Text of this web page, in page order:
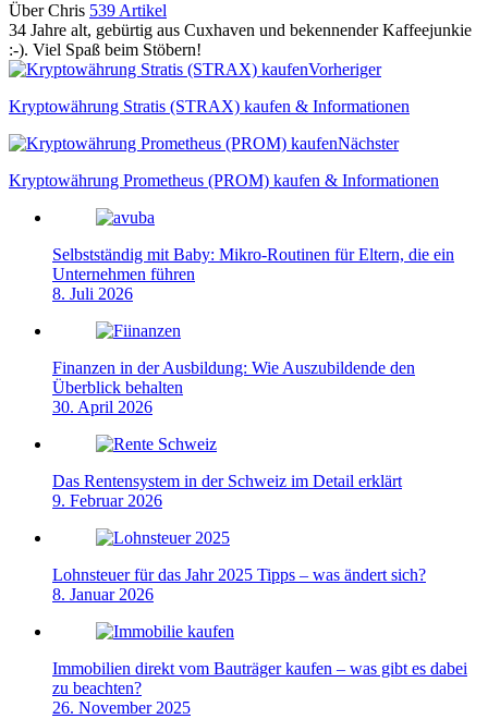
Über Chris 539 Artikel
34 Jahre alt, gebürtig aus Cuxhaven und bekennender Kaffeejunkie
:-). Viel Spaß beim Stöbern!
Webseite
Vorheriger
Kryptowährung Stratis (STRAX) kaufen & Informationen
Nächster
Kryptowährung Prometheus (PROM) kaufen & Informationen
Selbstständig mit Baby: Mikro-Routinen für Eltern, die ein
Unternehmen führen
8. Juli 2026
Finanzen in der Ausbildung: Wie Auszubildende den
Überblick behalten
30. April 2026
Das Rentensystem in der Schweiz im Detail erklärt
9. Februar 2026
Lohnsteuer für das Jahr 2025 Tipps – was ändert sich?
8. Januar 2026
Immobilien direkt vom Bauträger kaufen – was gibt es dabei
zu beachten?
26. November 2025